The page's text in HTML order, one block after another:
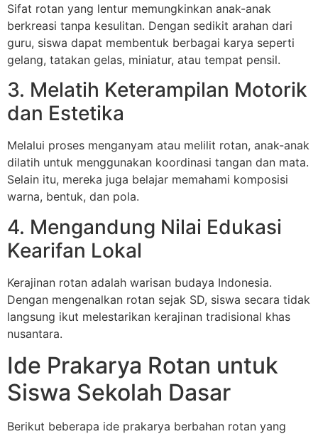
Sifat rotan yang lentur memungkinkan anak-anak
berkreasi tanpa kesulitan. Dengan sedikit arahan dari
guru, siswa dapat membentuk berbagai karya seperti
gelang, tatakan gelas, miniatur, atau tempat pensil.
3. Melatih Keterampilan Motorik
dan Estetika
Melalui proses menganyam atau melilit rotan, anak-anak
dilatih untuk menggunakan koordinasi tangan dan mata.
Selain itu, mereka juga belajar memahami komposisi
warna, bentuk, dan pola.
4. Mengandung Nilai Edukasi
Kearifan Lokal
Kerajinan rotan adalah warisan budaya Indonesia.
Dengan mengenalkan rotan sejak SD, siswa secara tidak
langsung ikut melestarikan kerajinan tradisional khas
nusantara.
Ide Prakarya Rotan untuk
Siswa Sekolah Dasar
Berikut beberapa ide prakarya berbahan rotan yang